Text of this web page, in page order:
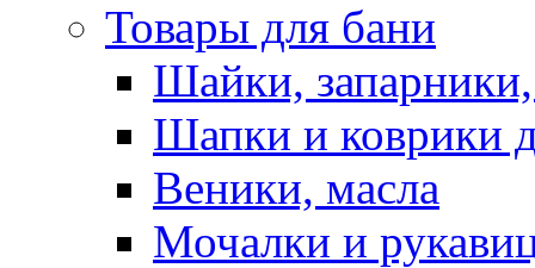
Товары для бани
Шайки,
Шапки и коврики
Веники, масла
Мочалки и